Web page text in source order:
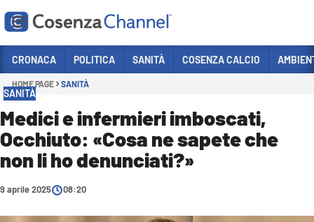
Sezioni
CRONACA
POLITICA
COSENZA CALCIO
ECONOMIA E LAVORO
CRONACA POLITICA SANITÀ COSENZA CALCIO
HOME PAGE SANITÀ
SANITÀ
Medici e infermieri imboscati,
Occhiuto: «Cosa ne sapete che
non li ho denunciati?»
9 aprile 2025 08:20